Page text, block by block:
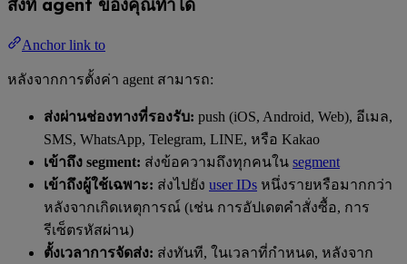
สิ่งที่ agent ของคุณทำได้
Anchor link to
หลังจากการตั้งค่า agent สามารถ:
ส่งผ่านช่องทางที่รองรับ: push (iOS, Android, Web), อีเมล,
SMS, WhatsApp, Telegram, LINE, หรือ Kakao
เข้าถึง segment: ส่งข้อความถึงทุกคนใน segment
เข้าถึงผู้ใช้เฉพาะ: ส่งไปยัง user IDs หนึ่งรายหรือมากกว่า
หลังจากเกิดเหตุการณ์ (เช่น การอัปเดตคำสั่งซื้อ, การ
รีเซ็ตรหัสผ่าน)
ตั้งเวลาการจัดส่ง: ส่งทันที, ในเวลาที่กำหนด, หลังจาก